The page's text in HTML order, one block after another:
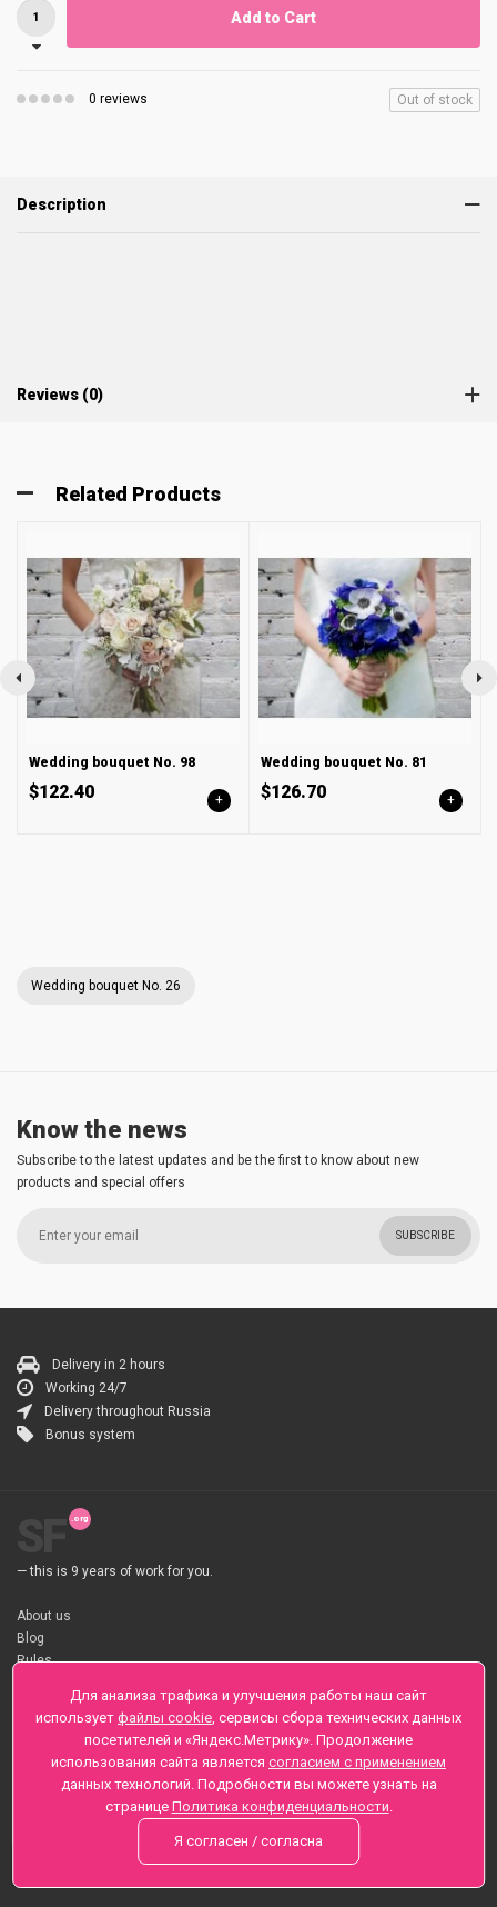
Add to Cart
0 reviews Out of stock
Description
Reviews (0)
Related Products
Wedding bouquet No. 98
$122.40 +
Wedding bouquet No. 81
$126.70 +
Wedding bouquet No. 26
Know the news
Subscribe to the latest updates and be the first to know about new
products and special offers
SUBSCRIBE
Delivery in 2 hours
Working 24/7
Delivery throughout Russia
Bonus system
— this is 9 years of work for you.
About us
Blog
Rules
About flower Delivery
Payment
Telegramm
Sankt-Peterburg, Zaozernaya 6
+7 (812) 425-01-16
Questions? Call 24 hours
Для анализа трафика и улучшения работы наш сайт
использует файлы cookie, сервисы сбора технических данных
посетителей и «Яндекс.Метрику». Продолжение
использования сайта является согласием с применением
данных технологий. Подробности вы можете узнать на
странице Политика конфиденциальности.
Я согласен / согласна